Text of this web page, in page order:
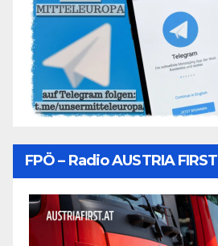
FPÖ – Radio AUSTRIA FIRST